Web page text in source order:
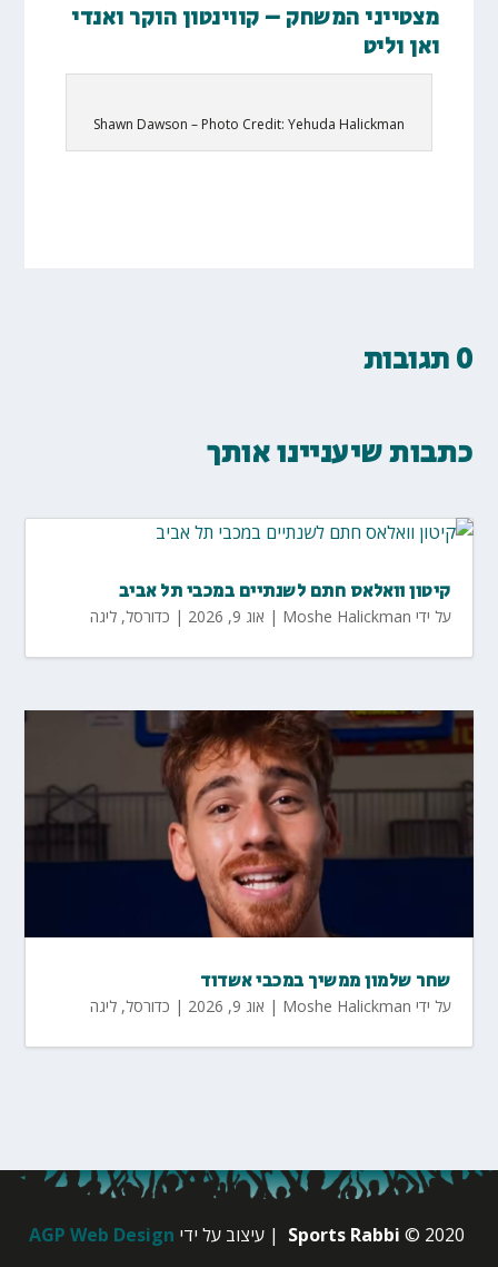
מצטייני המשחק – קווינטון הוקר ואנדי
ואן וליט
Shawn Dawson – Photo Credit: Yehuda Halickman
0 תגובות
כתבות שיעניינו אותך
קיטון וואלאס חתם לשנתיים במכבי תל אביב
על ידי Moshe Halickman
| אוג 9, 2026 | כדורסל,ליגה
שחר שלמון ממשיך במכבי אשדוד
על ידי Moshe Halickman
| אוג 9, 2026 | כדורסל,ליגה
Sports Rabbi © 2020 | עיצוב על ידי AGP Web Design